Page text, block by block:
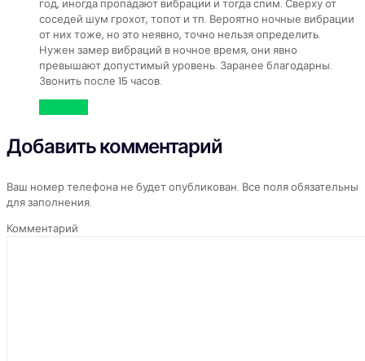
год, иногда пропадают вибрации и тогда спим. Сверху от
соседей шум грохот, топот и тп. Вероятно ночные вибрации
от них тоже, но это неявно, точно нельзя определить.
Нужен замер вибраций в ночное время, они явно
превышают допустимый уровень. Заранее благодарны.
Звонить после 15 часов.
Добавить комментарий
Ваш номер телефона не будет опубликован. Все поля обязательны
для заполнения.
Комментарий